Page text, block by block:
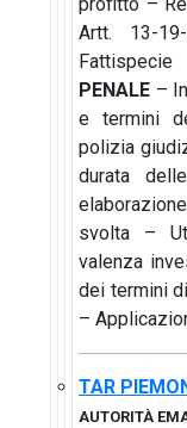
profitto –
Artt. 13-
PENALE –
e termini
polizia
durata
svolta –
valenza
dei termini
–
TAR
AUTORITÀ